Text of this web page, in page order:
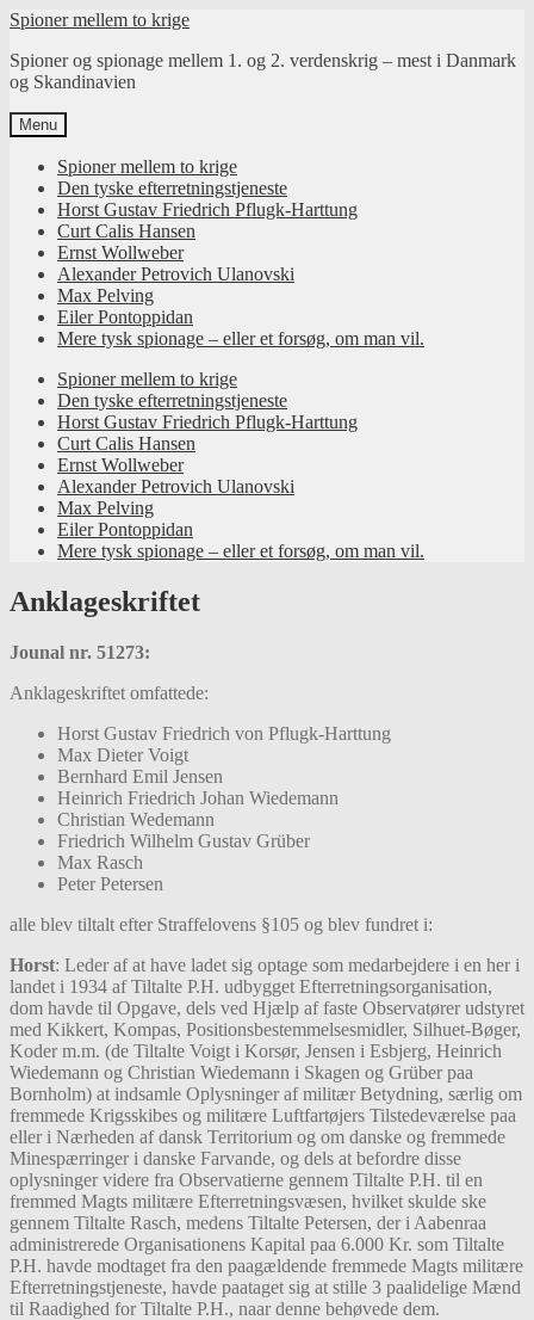
Spring
navigation
Spring
indhold
Spioner mellem to krige
Spioner og spionage mellem 1. og 2. verdenskrig – mest i Danmark
og Skandinavien
Menu
Spioner mellem to krige
Den tyske efterretningstjeneste
Horst Gustav Friedrich Pflugk-Harttung
Curt Calis Hansen
Ernst Wollweber
Alexander Petrovich Ulanovski
Max Pelving
Eiler Pontoppidan
Mere tysk spionage – eller et forsøg, om man vil.
Spioner mellem to krige
Den tyske efterretningstjeneste
Horst Gustav Friedrich Pflugk-Harttung
Curt Calis Hansen
Ernst Wollweber
Alexander Petrovich Ulanovski
Max Pelving
Eiler Pontoppidan
Mere tysk spionage – eller et forsøg, om man vil.
Anklageskriftet
Jounal nr. 51273:
Anklageskriftet omfattede:
Horst Gustav Friedrich von Pflugk-Harttung
Max Dieter Voigt
Bernhard Emil Jensen
Heinrich Friedrich Johan Wiedemann
Christian Wedemann
Friedrich Wilhelm Gustav Grüber
Max Rasch
Peter Petersen
alle blev tiltalt efter Straffelovens §105 og blev fundret i:
Horst: Leder af at have ladet sig optage som medarbejdere i en her i
landet i 1934 af Tiltalte P.H. udbygget Efterretningsorganisation,
dom havde til Opgave, dels ved Hjælp af faste Observatører udstyret
med Kikkert, Kompas, Positionsbestemmelsesmidler, Silhuet-Bøger,
Koder m.m. (de Tiltalte Voigt i Korsør, Jensen i Esbjerg, Heinrich
Wiedemann og Christian Wiedemann i Skagen og Grüber paa
Bornholm) at indsamle Oplysninger af militær Betydning, særlig om
fremmede Krigsskibes og militære Luftfartøjers Tilstedeværelse paa
eller i Nærheden af dansk Territorium og om danske og fremmede
Minespærringer i danske Farvande, og dels at befordre disse
oplysninger videre fra Observatierne gennem Tiltalte P.H. til en
fremmed Magts militære Efterretningsvæsen, hvilket skulde ske
gennem Tiltalte Rasch, medens Tiltalte Petersen, der i Aabenraa
administrerede Organisationens Kapital paa 6.000 Kr. som Tiltalte
P.H. havde modtaget fra den paagældende fremmede Magts militære
Efterretningstjeneste, havde paataget sig at stille 3 paalidelige Mænd
til Raadighed for Tiltalte P.H., naar denne behøvede dem.